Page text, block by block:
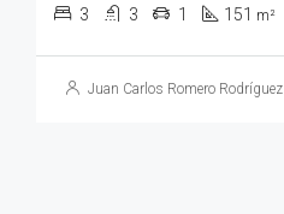
3 3 1 151 m²
Juan Carlos Romero Rodríguez